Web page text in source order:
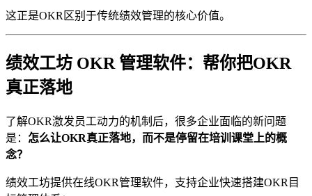
这正是OKR区别于传统绩效管理的核心价值。
绩效工坊 OKR 管理软件：帮你把OKR
真正落地
了解OKR激发员工动力的机制后，很多企业面临的新问题
是： 怎么让OKR真正落地，而不是停留在培训课堂上的概
念？
绩效工坊提供在线OKR管理软件，支持企业快速搭建OKR目